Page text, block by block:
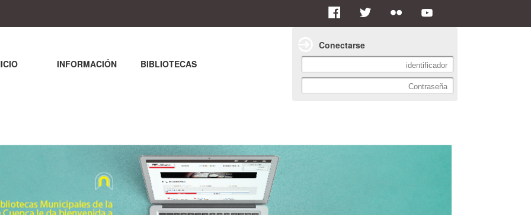
INFORMACIÓN BIBLIOTECAS
Conectarse